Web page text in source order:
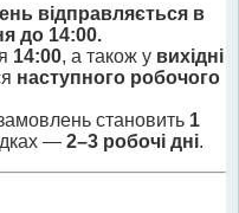
відправляється в
до 14:00.
14:00, а також у вихідні
наступного робочого
становить 1
— 2–3 робочі дні.